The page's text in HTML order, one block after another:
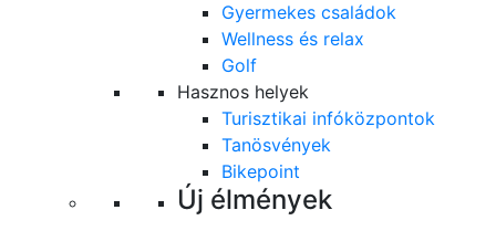
Gyermekes családok
Wellness és relax
Golf
Hasznos helyek
Turisztikai infóközpontok
Tanösvények
Bikepoint
Új élmények